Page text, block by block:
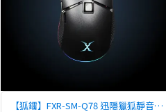
【狐鐳】FXR-SM-Q78 迅隱獵狐靜音電